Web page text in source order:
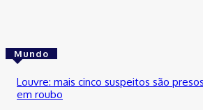
Mundo
Louvre: mais cinco suspeitos são
em roubo